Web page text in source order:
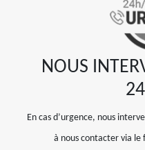
NOUS
En cas d’urgence, nous
à nous contacter via le